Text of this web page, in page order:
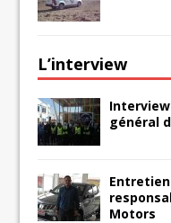
L’interview
général
Motors